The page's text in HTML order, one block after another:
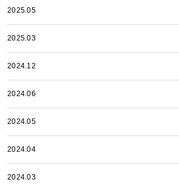
2025.05
2025.03
2024.12
2024.06
2024.05
2024.04
2024.03